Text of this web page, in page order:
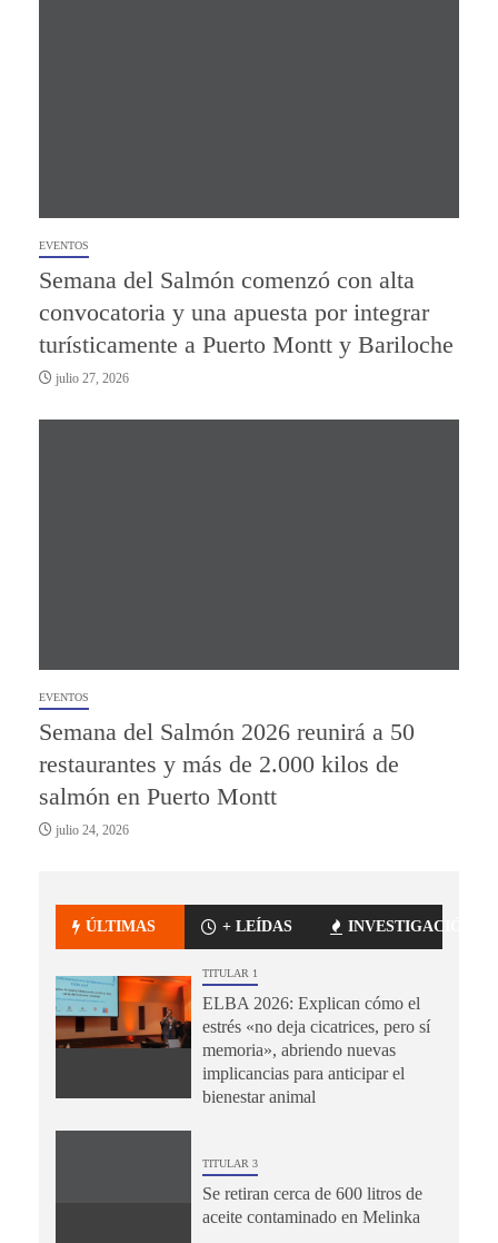
EVENTOS
Semana del Salmón comenzó con alta
convocatoria y una apuesta por integrar
turísticamente a Puerto Montt y Bariloche
julio 27, 2026
EVENTOS
Semana del Salmón 2026 reunirá a 50
restaurantes y más de 2.000 kilos de
salmón en Puerto Montt
julio 24, 2026
ÚLTIMAS + LEÍDAS INVESTIGACIÓN
TITULAR 1
ELBA 2026: Explican cómo el
estrés «no deja cicatrices, pero sí
memoria», abriendo nuevas
implicancias para anticipar el
bienestar animal
TITULAR 3
Se retiran cerca de 600 litros de
aceite contaminado en Melinka